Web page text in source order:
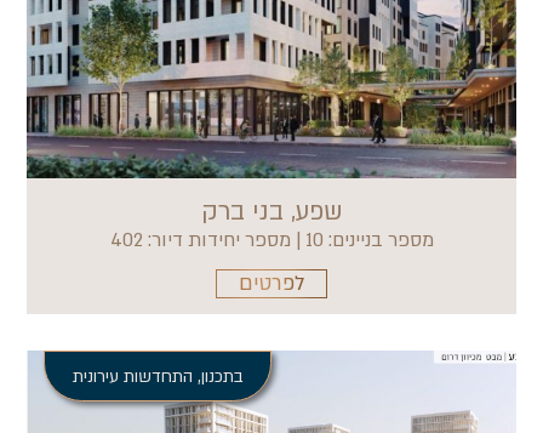
שפע, בני ברק
מספר בניינים: 10 | מספר יחידות דיור: 402
לפרטים
בתכנון, התחדשות עירונית